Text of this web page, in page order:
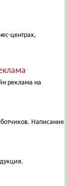
центрах,
реклама на
Написание